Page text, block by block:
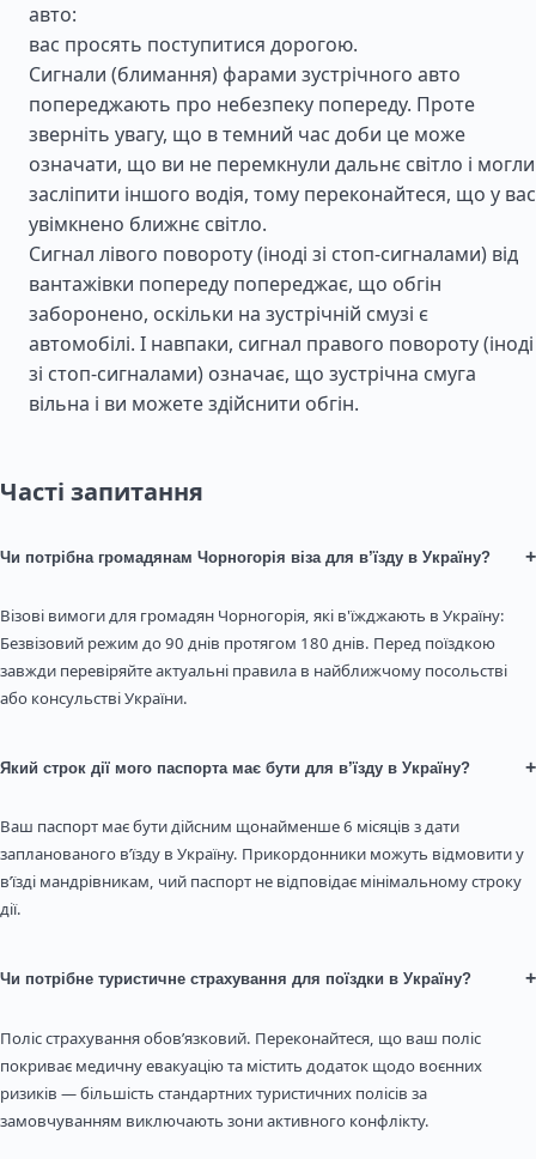
авто:
вас просять поступитися дорогою.
Сигнали (блимання) фарами зустрічного авто
попереджають про небезпеку попереду. Проте
зверніть увагу, що в темний час доби це може
означати, що ви не перемкнули дальнє світло і могли
засліпити іншого водія, тому переконайтеся, що у вас
увімкнено ближнє світло.
Сигнал лівого повороту (іноді зі стоп-сигналами) від
вантажівки попереду попереджає, що обгін
заборонено, оскільки на зустрічній смузі є
автомобілі. І навпаки, сигнал правого повороту (іноді
зі стоп-сигналами) означає, що зустрічна смуга
вільна і ви можете здійснити обгін.
Часті запитання
Чи потрібна громадянам Чорногорія віза для в’їзду в Україну? +
Візові вимоги для громадян Чорногорія, які в'їжджають в Україну:
Безвізовий режим до 90 днів протягом 180 днів. Перед поїздкою
завжди перевіряйте актуальні правила в найближчому посольстві
або консульстві України.
Який строк дії мого паспорта має бути для в’їзду в Україну? +
Ваш паспорт має бути дійсним щонайменше 6 місяців з дати
запланованого в’їзду в Україну. Прикордонники можуть відмовити у
в’їзді мандрівникам, чий паспорт не відповідає мінімальному строку
дії.
Чи потрібне туристичне страхування для поїздки в Україну? +
Поліс страхування обов’язковий. Переконайтеся, що ваш поліс
покриває медичну евакуацію та містить додаток щодо воєнних
ризиків — більшість стандартних туристичних полісів за
замовчуванням виключають зони активного конфлікту.